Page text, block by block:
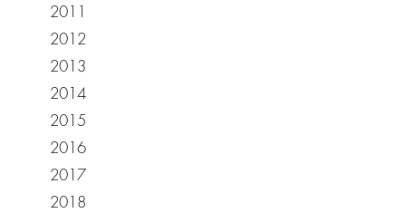
2011
2012
2013
2014
2015
2016
2017
2018